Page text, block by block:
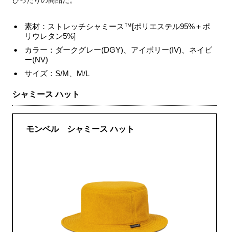
素材：ストレッチシャミース™[ポリエステル95%＋ポ
リウレタン5%]
カラー：ダークグレー(DGY)、アイボリー(IV)、ネイビ
ー(NV)
サイズ：S/M、M/L
シャミース ハット
モンベル シャミース ハット